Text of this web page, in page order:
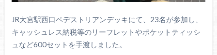
JR大宮駅西口ペデストリアンデッキにて、23名が参加し、
キャッシュレス納税等のリーフレットやポケットティッシ
ュなど600セットを手渡しました。